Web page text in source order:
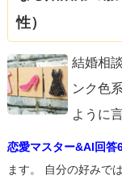
性）
結婚相
ンク色
ように
恋愛マスター&AI回答
ます。 自分の好みで